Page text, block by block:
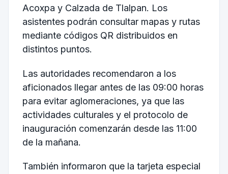
Acoxpa y Calzada de Tlalpan. Los
asistentes podrán consultar mapas y rutas
mediante códigos QR distribuidos en
distintos puntos.
Las autoridades recomendaron a los
aficionados llegar antes de las 09:00 horas
para evitar aglomeraciones, ya que las
actividades culturales y el protocolo de
inauguración comenzarán desde las 11:00
de la mañana.
También informaron que la tarjeta especial